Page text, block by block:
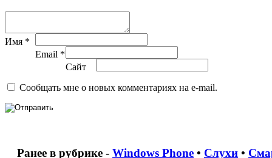
Имя *
Email *
Сайт
Сообщать мне о новых комментариях на e-mail.
Ранее в рубрике - Windows Phone • Слухи •